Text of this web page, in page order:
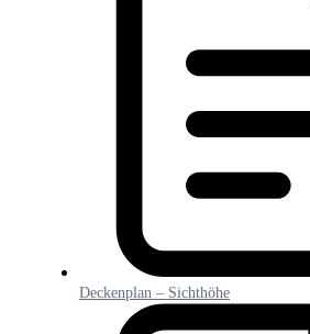
Deckenplan – Sichthöhe